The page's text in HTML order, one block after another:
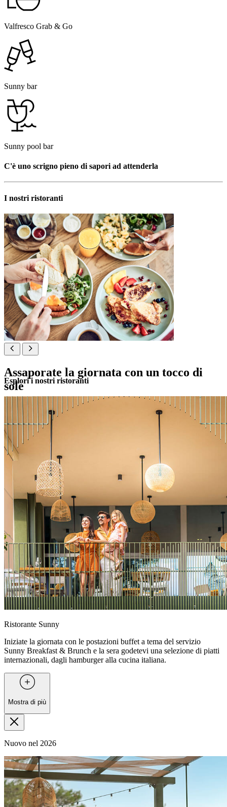
Valfresco Grab & Go
Sunny bar
Sunny pool bar
C'è uno scrigno pieno di sapori ad attenderla
I nostri ristoranti
Assaporate la giornata con un tocco di
sole
Gustate il buffet di colazione e brunch, cene a tema e spuntini
veloci, oppure cambiate un po’ con la vostra pizza e pasta preferite
all’Oliva Grill.
Esplori i nostri ristoranti
Ristorante Sunny
Iniziate la giornata con le postazioni buffet a tema del servizio
Sunny Breakfast & Brunch e la sera godetevi una selezione di piatti
internazionali, dagli hamburger alla cucina italiana.
Mostra di più
Nuovo nel 2026